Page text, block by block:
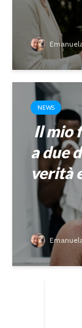
NEWS
Il mio
a due
verità